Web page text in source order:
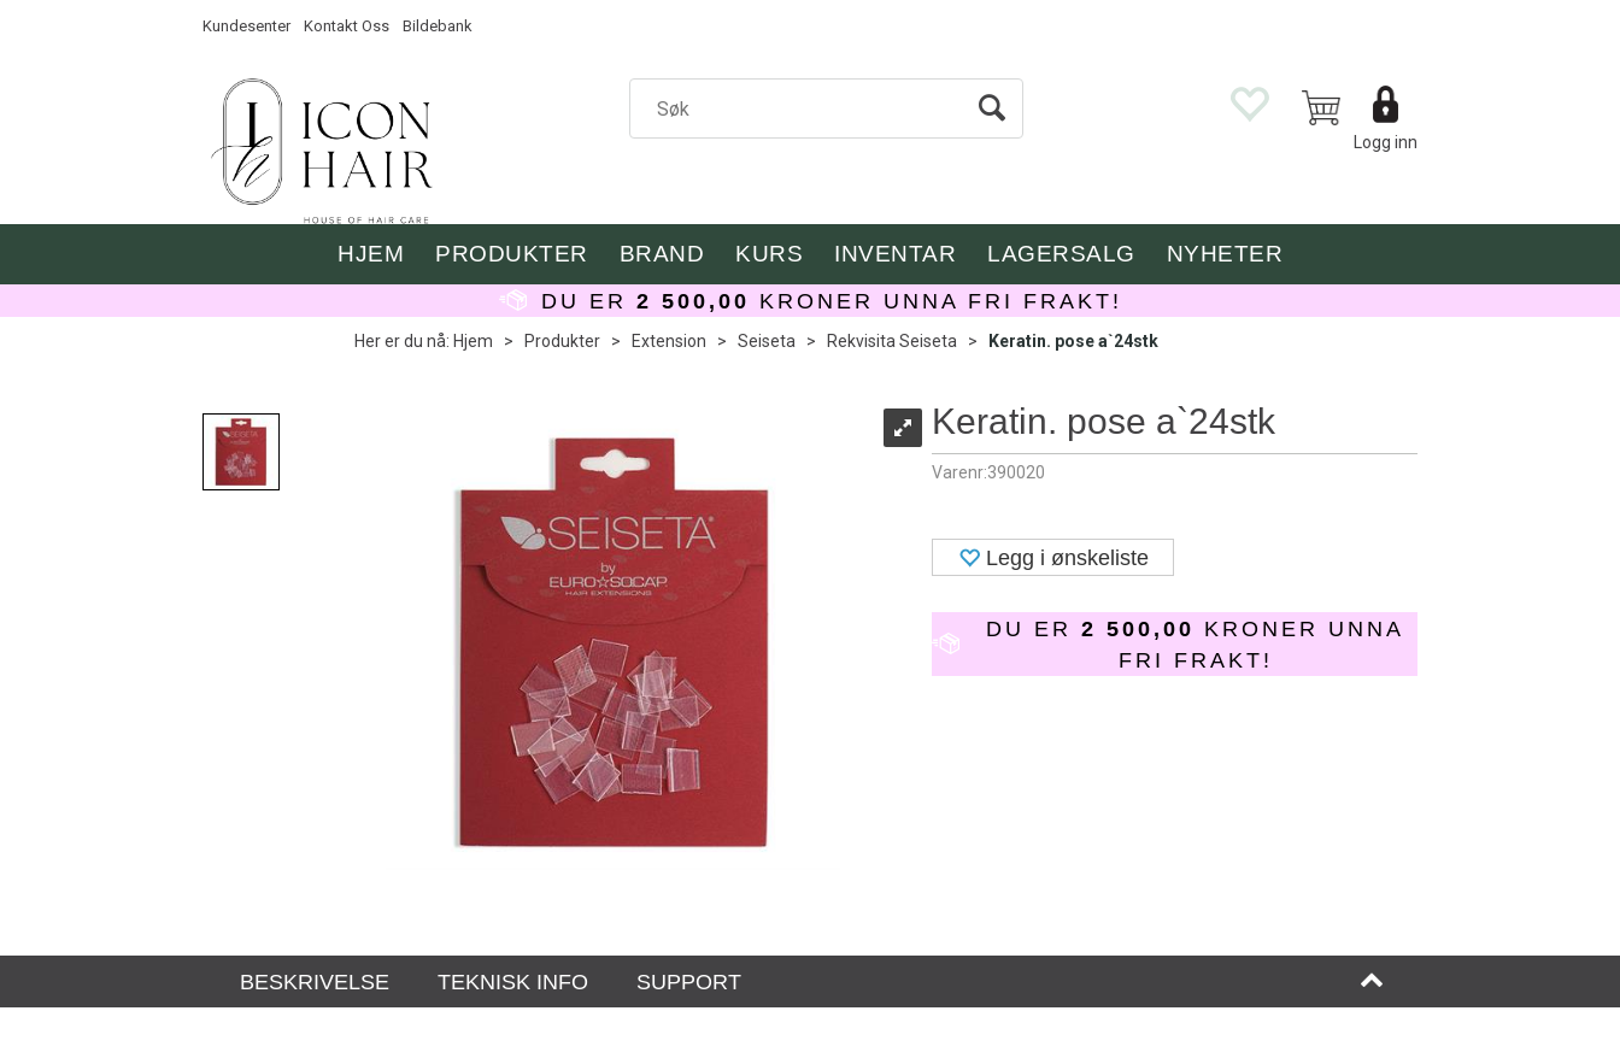
Kundesenter Kontakt Oss Bildebank
Logg inn
HJEM PRODUKTER BRAND KURS INVENTAR LAGERSALG NYHETER
DU ER 2 500,00 KRONER UNNA FRI FRAKT!
Her er du nå: Hjem > Produkter > Extension > Seiseta > Rekvisita Seiseta > Keratin. pose a`24stk
Keratin. pose a`24stk
Varenr:390020
Legg i ønskeliste
DU ER2 500,00 KRONER UNNA
FRI FRAKT!
BESKRIVELSE TEKNISK INFO SUPPORT